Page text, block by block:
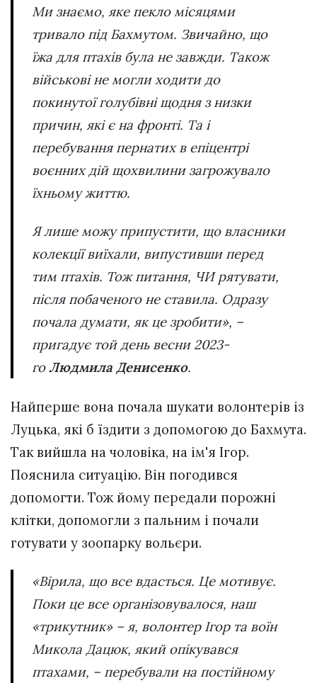
Ми знаємо, яке пекло місяцями
тривало під Бахмутом. Звичайно, що
їжа для птахів була не завжди. Також
військові не могли ходити до
покинутої голубівні щодня з низки
причин, які є на фронті. Та і
перебування пернатих в епіцентрі
воєнних дій щохвилини загрожувало
їхньому життю.
Я лише можу припустити, що власники
колекції виїхали, випустивши перед
тим птахів. Тож питання, ЧИ рятувати,
після побаченого не ставила. Одразу
почала думати, як це зробити», –
пригадує той день весни 2023-
гоЛюдмила Денисенко.
Найперше вона почала шукати волонтерів із
Луцька, які б їздити з допомогою до Бахмута.
Так вийшла на чоловіка, на ім'я Ігор.
Пояснила ситуацію. Він погодився
допомогти. Тож йому передали порожні
клітки, допомогли з пальним і почали
готувати у зоопарку вольєри.
«Вірила, що все вдасться. Це мотивує.
Поки це все організовувалося, наш
«трикутник» – я, волонтер Ігор та воїн
Микола Дацюк, який опікувався
птахами, – перебували на постійному